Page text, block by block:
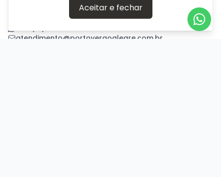
Aceitar e fechar
Precisa de ajuda?
atendimento@portoveraoalegre.com.br